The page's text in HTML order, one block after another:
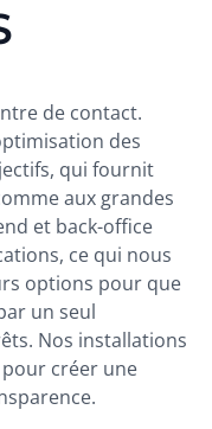
de contact.
des
qui fournit
aux grandes
et back-office
ce qui nous
options pour que
un seul
Nos installations
créer une